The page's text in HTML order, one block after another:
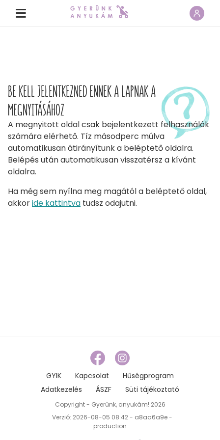
BE KELL JELENTKEZNED ENNEK A LAPNAK A
MEGNYITÁSÁHOZ
A megnyitott oldal csak bejelentkezett felhasználók
számára elérhető. Tíz másodperc múlva
automatikusan átirányítunk a beléptető oldalra.
Belépés után automatikusan visszatérsz a kívánt
oldalra.
Ha még sem nyílna meg magától a beléptető oldal,
akkoride kattintva tudsz odajutni.
GYIK Kapcsolat
Hűségprogram
Adatkezelés
ÁSZF Süti tájékoztató
Copyright - Gyerünk, anyukám! 2026
Verzió: 2026-08-05 08:42 - a8aa6a9e -
production